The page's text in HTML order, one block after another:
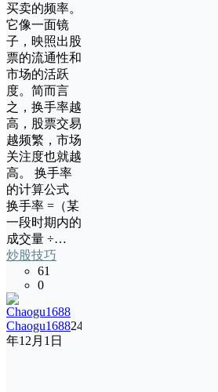
买卖的频率。
它像一面镜
子，映照出股
票的流通性和
市场的活跃
度。简而言
之，换手率越
高，股票交易
越频繁，市场
关注度也就越
高。 换手率
的计算公式
换手率 =（某
一段时期内的
成交量 ÷…
炒股技巧
61
0
Chaogu168824
年12月1日